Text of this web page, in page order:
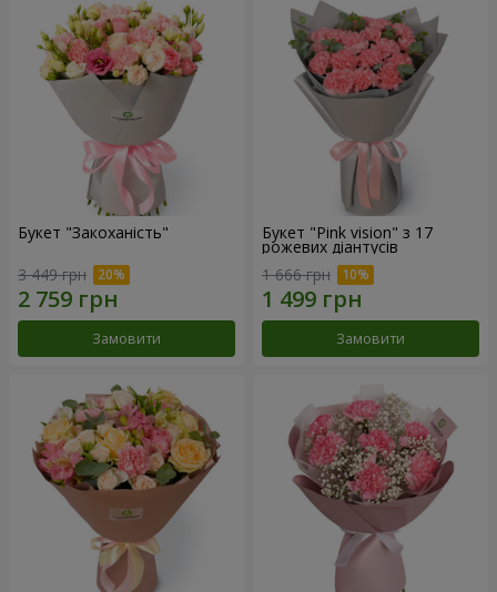
Букет "Закоханість"
3 449 грн
Замовити
Букет "Pink vision" з 17
рожевих діантусів
1 666 грн
Замовити